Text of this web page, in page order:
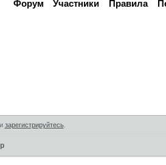
Форум Участники Правила
зарегистрируйтесь.